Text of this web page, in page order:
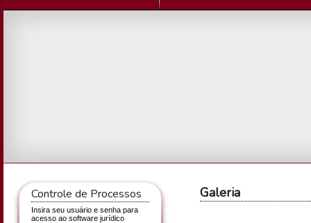
Controle de Processos
Insira seu usuário e senha para
acesso ao software jurídico
Galeria